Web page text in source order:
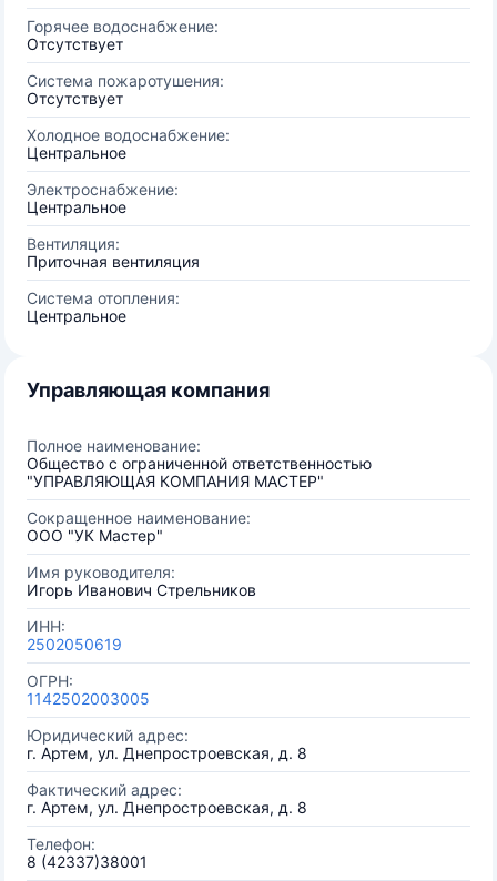
Горячее водоснабжение:
Отсутствует
Система пожаротушения:
Отсутствует
Холодное водоснабжение:
Центральное
Электроснабжение:
Центральное
Вентиляция:
Приточная вентиляция
Система отопления:
Центральное
Управляющая компания
Полное наименование:
Общество с ограниченной ответственностью
"УПРАВЛЯЮЩАЯ КОМПАНИЯ МАСТЕР"
Сокращенное наименование:
ООО "УК Мастер"
Имя руководителя:
Игорь Иванович Стрельников
ИНН:
2502050619
ОГРН:
1142502003005
Юридический адрес:
г. Артем, ул. Днепростроевская, д. 8
Фактический адрес:
г. Артем, ул. Днепростроевская, д. 8
Телефон:
8 (42337)38001